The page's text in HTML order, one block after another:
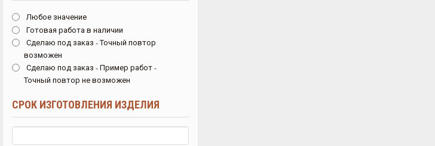
Любое значение
Готовая работа в наличии
Сделаю под заказ - Точный повтор
возможен
Сделаю под заказ - Пример работ -
Точный повтор не возможен
СРОК ИЗГОТОВЛЕНИЯ ИЗДЕЛИЯ